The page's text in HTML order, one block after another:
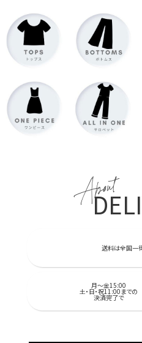
About
送料は全国一
月～金15:00
土・日・祝11:00までの
決済完了で